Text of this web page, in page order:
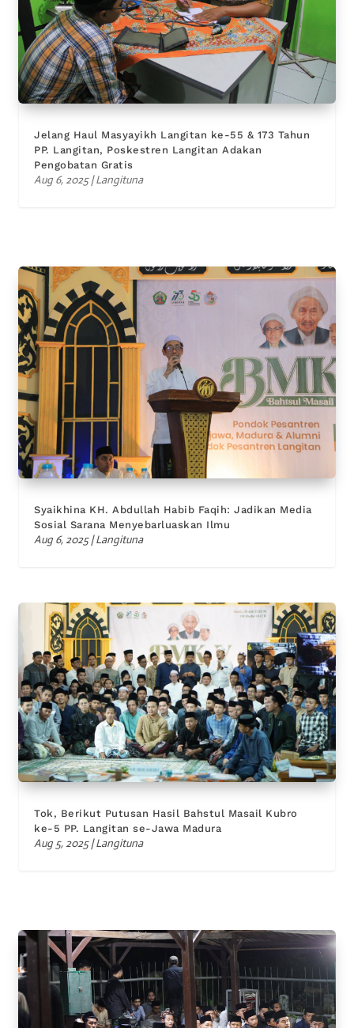
Jelang Haul Masyayikh Langitan ke-55 & 173 Tahun
PP. Langitan, Poskestren Langitan Adakan
Pengobatan Gratis
Aug 6, 2025|Langituna
Syaikhina KH. Abdullah Habib Faqih: Jadikan Media
Sosial Sarana Menyebarluaskan Ilmu
Aug 6, 2025|Langituna
Tok, Berikut Putusan Hasil Bahstul Masail Kubro
ke-5 PP. Langitan se-Jawa Madura
Aug 5, 2025|Langituna